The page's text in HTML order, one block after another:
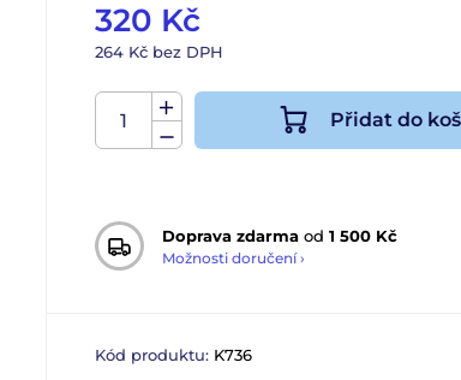
320 Kč
264 Kč bez DPH
Přidat do
Doprava zdarma od 1 500 Kč
Možnosti doručení ›
Kód produktu: K736